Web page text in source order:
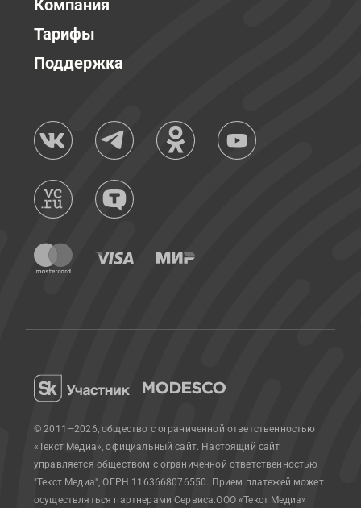
Компания
Тарифы
Поддержка
© 2011—2026, общество с ограниченной ответственностью
«Текст Медиа», официальный сайт. Настоящий сайт
управляется обществом с ограниченной ответственностью
"Текст Медиа", ОГРН 1163668076550. Прием платежей может
осуществляться партнерами Сервиса.ООО «Текст Медиа»